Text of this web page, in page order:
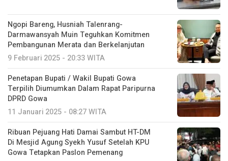
Ngopi Bareng, Husniah Talenrang-
Darmawansyah Muin Teguhkan Komitmen
Pembangunan Merata dan Berkelanjutan
9 Februari 2025 - 20:33 WITA
Penetapan Bupati / Wakil Bupati Gowa
Terpilih Diumumkan Dalam Rapat Paripurna
DPRD Gowa
11 Januari 2025 - 08:27 WITA
Ribuan Pejuang Hati Damai Sambut HT-DM
Di Mesjid Agung Syekh Yusuf Setelah KPU
Gowa Tetapkan Paslon Pemenang